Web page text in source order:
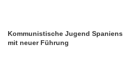
Kommunistische Jugend Spaniens
mit neuer Führung